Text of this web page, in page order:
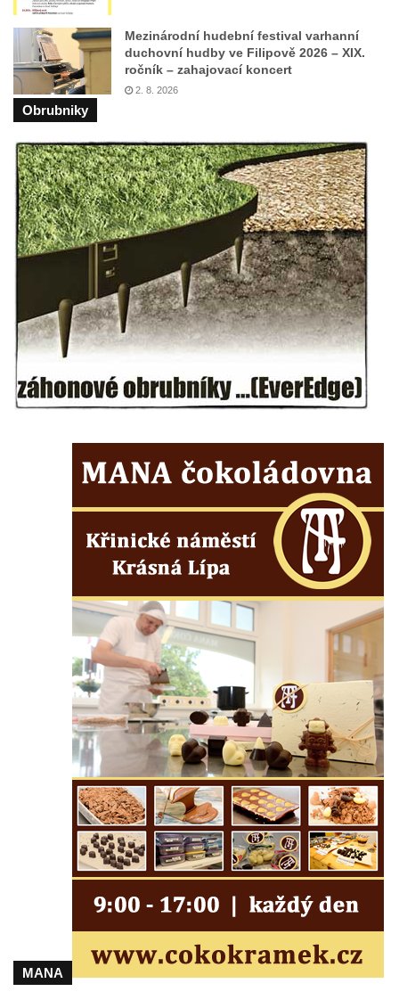
Sadech v Českých Budějovicích
Socha Mateřství v parku Na Sadech v
Českých Budějovicích
Památník Otokara Mokrého v parku Na
Sadech v Českých Budějovicích
Poslední dochovaný tramvajový sloup na
Pražské třídě v Českých Budějovicích
Socha Civilizovaní na Husově třídě v
Českých Budějovicích
Socha svatého Jana Nepomuckého Na
Sadech u Mlýnské stoky v Českých
Budějovicích
Sochy brouků u Mlýnské stoky v Českých
Socha svatého Vincence Ferrerského na
Budějovicích
Socha svatého Zachariáše na nádvoří
Socha svatého Josefa na nádvoří kláštera
dominikánů v Českých Budějovicích
Socha svaté Anny na nádvoří kláštera
dominikánů v Českých Budějovicích
Socha svatého Dominika na nádvoří
kláštera dominikánů v Českých
Budějovicích
Sousoší Kalvárie před klášterem
dominikánů u Piaristického náměstí v
Českých Budějovicích
Socha svatého Václava u pramene v
Semilech
Pamětní deska Tomáše Garrigue Masaryka
na radnici v Českých Budějovicích
Pamětní deska na biskupské rezidenci v
Pamětní deska Josefa Hloucha na
biskupské rezidenci v Českých
Mezinárodní hudební festival varhanní
duchovní hudby ve Filipově 2026 – XIX.
ročník – zahajovací koncert
2. 8. 2026
Obrubniky
MANA